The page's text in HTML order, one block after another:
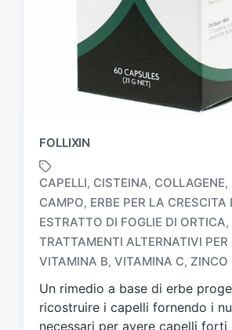
FOLLIXIN
T
a
g
a
t
o
CAPELLI, CISTEINA, COLLAGENE,
CAMPO, ERBE PER LA CRESCITA
ESTRATTO DI FOGLIE DI ORTICA,
TRATTAMENTI ALTERNATIVI PER
VITAMINA B, VITAMINA C, ZINCO
Un rimedio a base di erbe
ricostruire i capelli fornendo i
necessari per avere capelli forti